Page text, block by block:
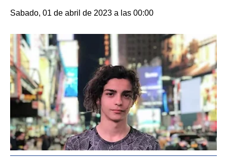
Sabado, 01 de abril de 2023 a las 00:00